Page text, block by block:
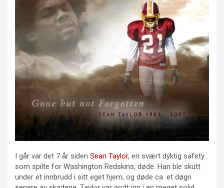
I går var det 7 år siden Sean Taylor, en svært dyktig safety
som spilte for Washington Redskins, døde. Han ble skutt
under et innbrudd i sitt eget hjem, og døde ca. et døgn